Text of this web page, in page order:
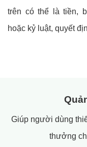
trên có thể là tiền,
hoặc kỷ luật, quyết
Giúp người dùng
thưởng